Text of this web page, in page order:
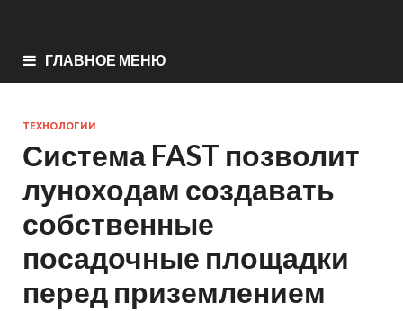
ГЛАВНОЕ МЕНЮ
ТЕХНОЛОГИИ
Система FAST позволит
луноходам создавать
собственные
посадочные площадки
перед приземлением